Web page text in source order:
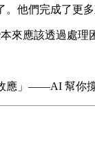
他們完成了更
應該透過處理
」——AI 幫你